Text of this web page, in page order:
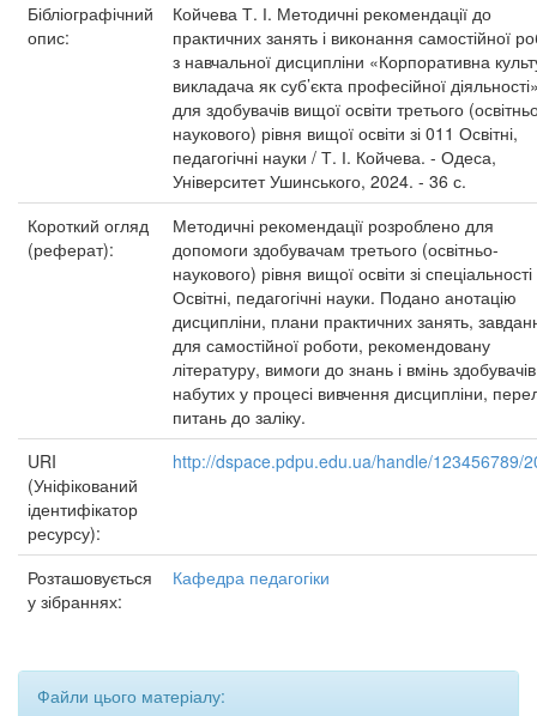
Бібліографічний
опис:
Койчева Т. І. Методичні рекомендації до
практичних занять і виконання самостійної
з навчальної дисципліни «Корпоративна
викладача як суб’єкта професійної
для здобувачів вищої освіти третього
наукового) рівня вищої освіти зі 011 Освітні,
педагогічні науки / Т. І. Койчева. - Одеса,
Університет Ушинського, 2024. - 36 с.
Короткий огляд
(реферат):
Методичні рекомендації розроблено для
допомоги здобувачам третього (освітньо-
наукового) рівня вищої освіти зі
Освітні, педагогічні науки. Подано анотацію
дисципліни, плани практичних занять,
для самостійної роботи, рекомендовану
літературу, вимоги до знань і вмінь
набутих у процесі вивчення дисципліни,
питань до заліку.
URI
(Уніфікований
ідентифікатор
ресурсу):
http://dspace.pdpu.edu.ua/handle/123456789/
Розташовується
у зібраннях:
Кафедра педагогіки
Файли цього матеріалу: